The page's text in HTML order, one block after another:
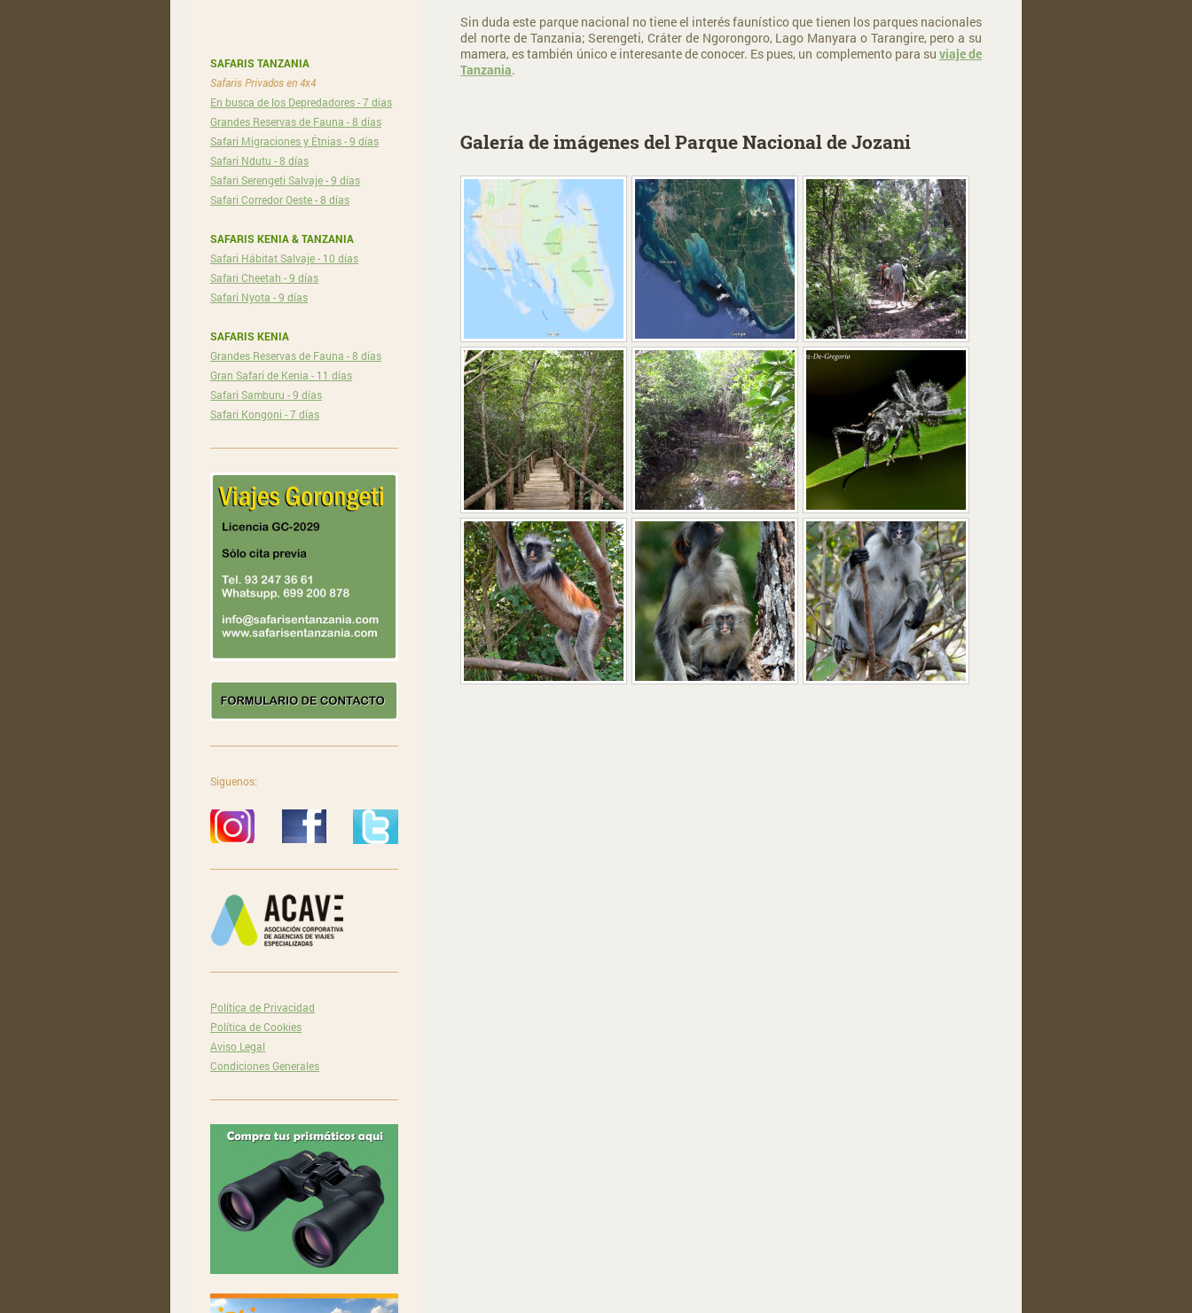
Sin duda este parque nacional no tiene el interés faunístico que tienen los parques nacionales
del norte de Tanzania; Serengeti, Cráter de Ngorongoro, Lago Manyara o Tarangire, pero a su
mamera, es también único e interesante de conocer. Es pues, un complemento para su viaje de
Tanzania.
Galería de imágenes del Parque Nacional de Jozani
SAFARIS TANZANIA
Safaris Privados en 4x4
En busca de los Depredadores - 7 días
Grandes Reservas de Fauna - 8 días
Safari Migraciones y Étnias - 9 días
Safari Ndutu - 8 días
Safari Serengeti Salvaje - 9 días
Safari Corredor Oeste - 8 días
SAFARIS KENIA & TANZANIA
Safari Hábitat Salvaje - 10 días
Safari Cheetah - 9 días
Safari Nyota - 9 días
SAFARIS KENIA
Grandes Reservas de Fauna - 8 días
Gran Safari de Kenia - 11 días
Safari Samburu - 9 días
Safari Kongoni - 7 días
Siguenos:
Política de Privacidad
Política de Cookies
Aviso Legal
Condiciones Generales